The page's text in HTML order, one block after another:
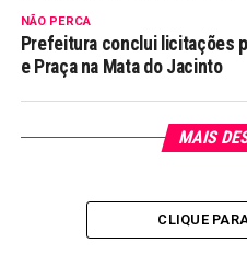
NÃO PERCA
Prefeitura conclui licitações
e Praça na Mata do Jacinto
MAIS
CLIQUE